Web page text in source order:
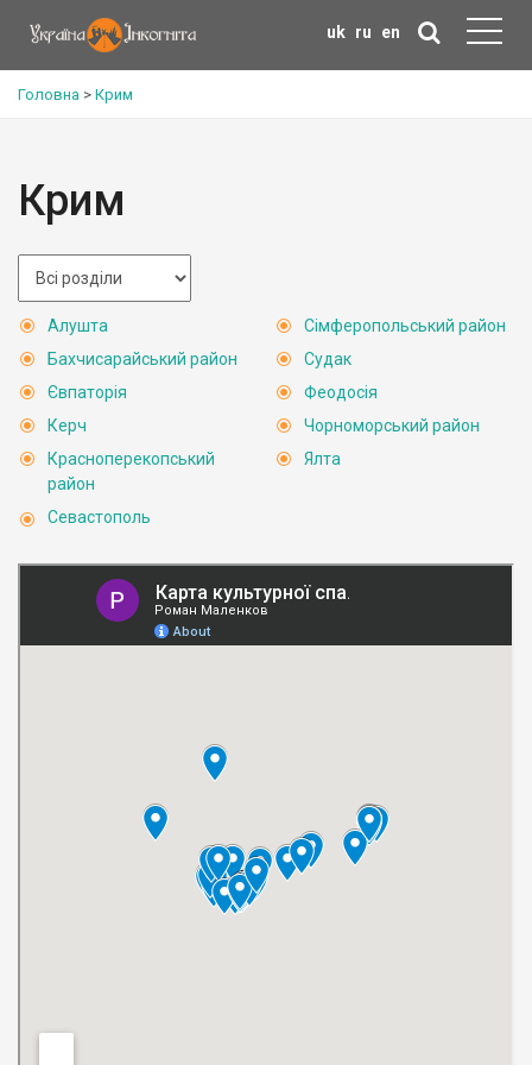
uk ru en
Головна > Крим
Крим
Алушта
Бахчисарайський район
Євпаторія
Керч
Красноперекопський
район
Севастополь
Сімферопольський район
Судак
Феодосія
Чорноморський район
Ялта